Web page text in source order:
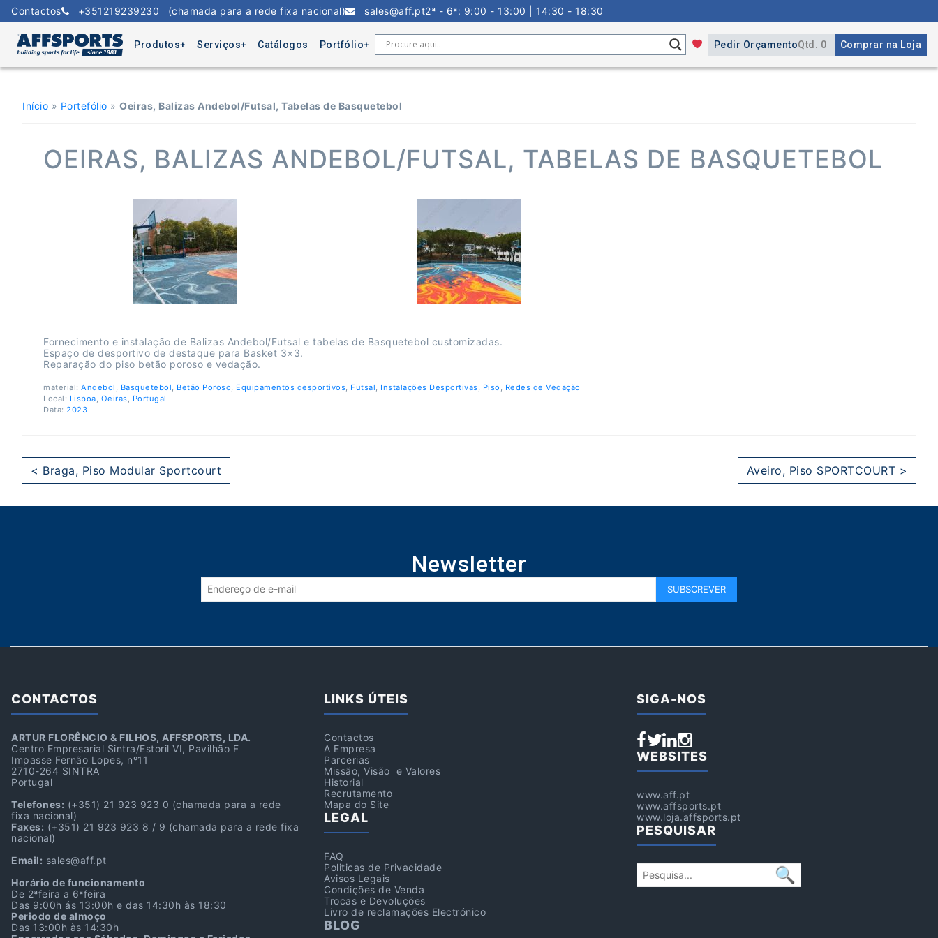
Skip
Contactos +351219239230 (chamada para a rede fixa nacional) sales@aff.pt2ª - 6ª: 9:00 - 13:00 | 14:30 - 18:30
Produtos Serviços Catálogos Portfólio Pedir OrçamentoQtd. 0 Comprar na Loja
Início » Portefólio » Oeiras, Balizas Andebol/Futsal, Tabelas de Basquetebol
OEIRAS, BALIZAS ANDEBOL/FUTSAL, TABELAS DE BASQUETEBOL
Fornecimento e instalação de Balizas Andebol/Futsal e tabelas de Basquetebol customizadas.
Espaço de desportivo de destaque para Basket 3×3.
Reparação do piso betão poroso e vedação.
material: Andebol , Basquetebol, Betão Poroso, Equipamentos desportivos, Futsal, Instalações Desportivas, Piso , Redes de Vedação
Local: Lisboa, Oeiras, Portugal
Data: 2023
< Braga, Piso Modular Sportcourt Aveiro, Piso SPORTCOURT >
Newsletter
CONTACTOS
ARTUR FLORÊNCIO & FILHOS, AFFSPORTS, LDA.
Centro Empresarial Sintra/Estoril VI, Pavilhão F
Impasse Fernão Lopes, nº11
2710-264 SINTRA
Portugal
Telefones: (+351) 21 923 923 0 (chamada para a rede
fixa nacional)
Faxes: (+351) 21 923 923 8 / 9 (chamada para a rede fixa
nacional)
Email: sales@aff.pt
Horário de funcionamento
De 2ªfeira a 6ªfeira
Das 9:00h ás 13:00h e das 14:30h às 18:30
Periodo de almoço
Das 13:00h às 14:30h
LINKS ÚTEIS
Contactos
A Empresa
Parcerias
Missão, Visão e Valores
Historial
Recrutamento
Mapa do Site
LEGAL
FAQ
Politicas de Privacidade
Avisos Legais
Condições de Venda
Trocas e Devoluções
Livro de reclamações Electrónico
BLOG
SIGA-NOS
WEBSITES
www.aff.pt
www.affsports.pt
www.loja.affsports.pt
PESQUISAR